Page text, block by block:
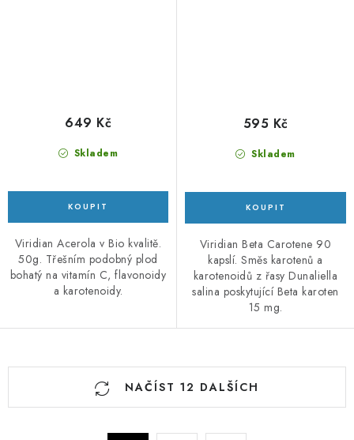
Skladem
649 Kč
Viridian Acerola v Bio kvalitě.
50g. Třešním podobný plod
bohatý na vitamín C, flavonoidy
a karotenoidy.
Skladem
595 Kč
Viridian Beta Carotene 90
kapslí. Směs karotenů a
karotenoidů z řasy Dunaliella
salina poskytující Beta karoten
15 mg.
O
NAČÍST 12 DALŠÍCH